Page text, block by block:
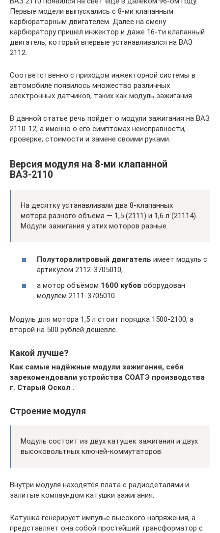
Первые модели выпускались с 8-ми клапанным
карбюраторным двигателем. Далее на смену
карбюратору пришел инжектор и даже 16-ти клапанный
двигатель, который впервые устанавливался на ВАЗ
2112.
Соответственно с приходом инжекторной системы в
автомобиле появилось множество различных
электронных датчиков, таких как модуль зажигания.
В данной статье речь пойдет о модули зажигания на ВАЗ
2110-12, а именно о его симптомах неисправности,
проверке, стоимости и замене своими руками.
Версия модуля на 8-ми клапанной
ВАЗ-2110
На десятку устанавливали два 8-клапанных
мотора разного объёма — 1,5 (2111) и 1,6 л (21114).
Модули зажигания у этих моторов разные.
Полуторалитровый двигатель имеет модуль с
артикулом 2112-3705010,
а мотор объёмом 1600 кубов оборудован
модулем 2111-3705010.
Модуль для мотора 1,5 л стоит порядка 1500-2100, а
второй на 500 рублей дешевле.
Какой лучше?
Как самые надёжные модули зажигания, себя
зарекомендовали устройства СОАТЭ производства
г. Старый Оскол .
Строение модуля
Модуль состоит из двух катушек зажигания и двух
высоковольтных ключей-коммутаторов.
Внутри модуля находятся плата с радиодеталями и
залитые компаундом катушки зажигания.
Катушка генерирует импульс высокого напряжения, а
представляет она собой простейший трансформатор с